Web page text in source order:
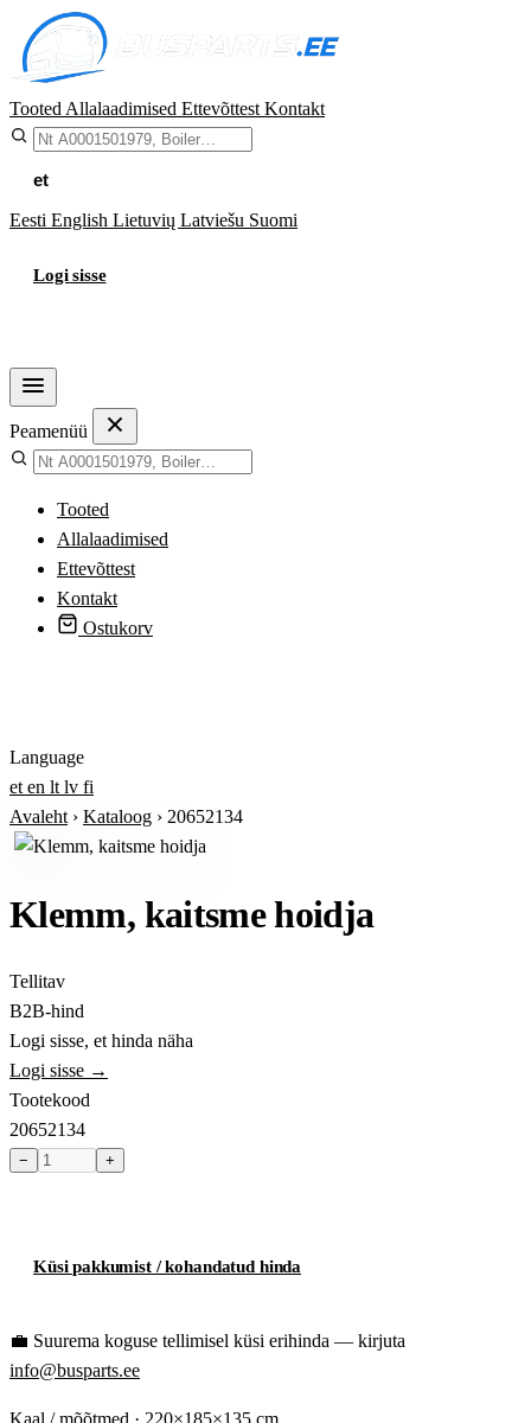
Tooted Allalaadimised Ettevõttest Kontakt
et
Eesti English Lietuvių Latviešu Suomi
Logi sisse
Peamenüü
Tooted
Allalaadimised
Ettevõttest
Kontakt
Ostukorv
Language
et en lt lv fi
Avaleht › Kataloog › 20652134
Klemm, kaitsme hoidja
Tellitav
B2B-hind
Logi sisse, et hinda näha
Logi sisse →
Tootekood
20652134
− +
Küsi pakkumist / kohandatud hinda
💼 Suurema koguse tellimisel küsi erihinda — kirjuta
info@busparts.ee
Kaal / mõõtmed · 220×185×135 cm